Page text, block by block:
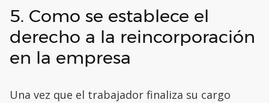
5. Como se establece el
derecho a la reincorporación
en la empresa
Una vez que el trabajador finaliza su cargo